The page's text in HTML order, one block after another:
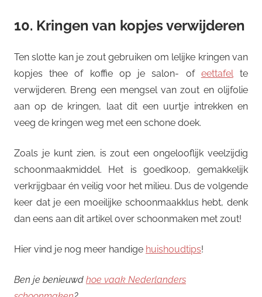
10. Kringen van kopjes verwijderen
Ten slotte kan je zout gebruiken om lelijke kringen van
kopjes thee of koffie op je salon- of eettafelte
verwijderen. Breng een mengsel van zout en olijfolie
aan op de kringen, laat dit een uurtje intrekken en
veeg de kringen weg met een schone doek.
Zoals je kunt zien, is zout een ongelooflijk veelzijdig
schoonmaakmiddel. Het is goedkoop, gemakkelijk
verkrijgbaar én veilig voor het milieu. Dus de volgende
keer dat je een moeilijke schoonmaakklus hebt, denk
dan eens aan dit artikel over schoonmaken met zout!
Hier vind je nog meer handige huishoudtips!
Ben je benieuwd hoe vaak Nederlanders